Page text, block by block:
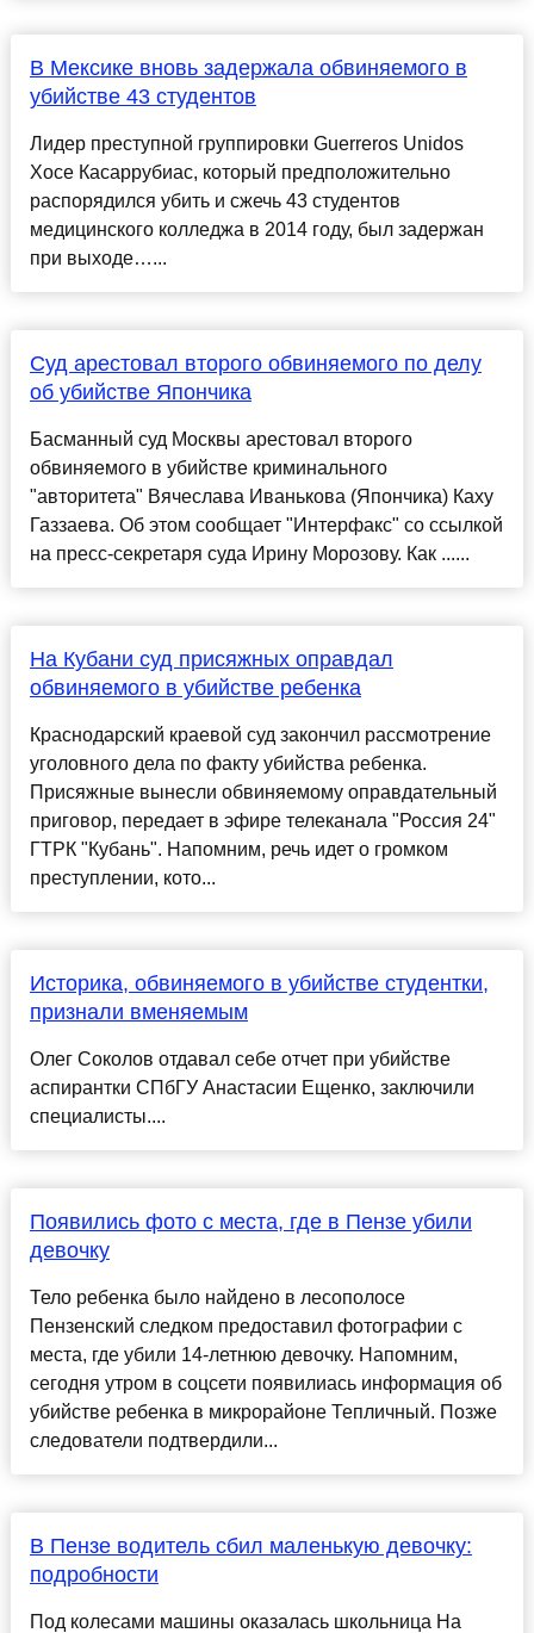
В Мексике вновь задержала обвиняемого в
убийстве 43 студентов
Лидер преступной группировки Guerreros Unidos
Хосе Касаррубиас, который предположительно
распорядился убить и сжечь 43 студентов
медицинского колледжа в 2014 году, был задержан
при выходе…...
Суд арестовал второго обвиняемого по делу
об убийстве Япончика
Басманный суд Москвы арестовал второго
обвиняемого в убийстве криминального
"авторитета" Вячеслава Иванькова (Япончика) Каху
Газзаева. Об этом сообщает "Интерфакс" со ссылкой
на пресс-секретаря суда Ирину Морозову. Как ......
На Кубани суд присяжных оправдал
обвиняемого в убийстве ребенка
Краснодарский краевой суд закончил рассмотрение
уголовного дела по факту убийства ребенка.
Присяжные вынесли обвиняемому оправдательный
приговор, передает в эфире телеканала "Россия 24"
ГТРК "Кубань". Напомним, речь идет о громком
преступлении, кото...
Историка, обвиняемого в убийстве студентки,
признали вменяемым
Олег Соколов отдавал себе отчет при убийстве
аспирантки СПбГУ Анастасии Ещенко, заключили
специалисты....
Появились фото с места, где в Пензе убили
девочку
Тело ребенка было найдено в лесополосе
Пензенский следком предоставил фотографии с
места, где убили 14-летнюю девочку. Напомним,
сегодня утром в соцсети появилиась информация об
убийстве ребенка в микрорайоне Тепличный. Позже
следователи подтвердили...
В Пензе водитель сбил маленькую девочку:
подробности
Под колесами машины оказалась школьница На